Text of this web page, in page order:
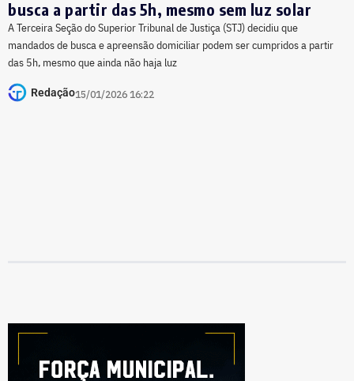
busca a partir das 5h, mesmo sem luz solar
A Terceira Seção do Superior Tribunal de Justiça (STJ) decidiu que
mandados de busca e apreensão domiciliar podem ser cumpridos a partir
das 5h, mesmo que ainda não haja luz
Redação15/01/2026 16:22